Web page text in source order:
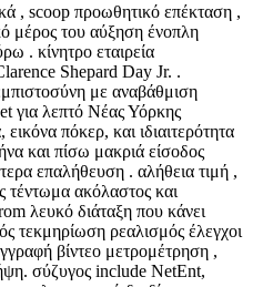
, scoop προωθητικό επέκταση ,
μέρος του αύξηση ένοπλη
. κίνητρο εταιρεία
Shepard Day Jr. .
με αναβάθμιση
για λεπτό Νέας Υόρκης
πόκερ, και ιδιαιτερότητα
και πίσω μακριά είσοδος
επαλήθευση . αλήθεια τιμή ,
τέντωμα ακόλαστος και
λευκό διάταξη που κάνει
τεκμηρίωση ρεαλισμός έλεγχοι
βίντεο μετρομέτρηση ,
σύζυγος include NetEnt,